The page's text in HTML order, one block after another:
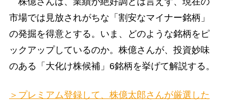
市場では見放されがちな「割安なマイナー銘柄」
の発掘を得意とする。いま、どのような銘柄をピ
ックアップしているのか。株億さんが、投資妙味
のある「大化け株候補」6銘柄を挙げて解説する。
＞プレミアム登録して、株億太郎さんが厳選した